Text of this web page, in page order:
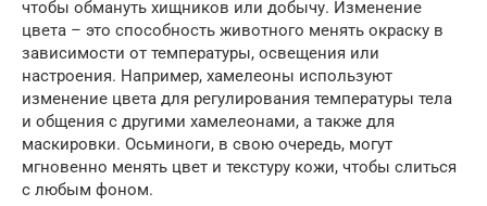
чтобы обмануть хищников или добычу. Изменение
цвета – это способность животного менять окраску в
зависимости от температуры, освещения или
настроения. Например, хамелеоны используют
изменение цвета для регулирования температуры тела
и общения с другими хамелеонами, а также для
маскировки. Осьминоги, в свою очередь, могут
мгновенно менять цвет и текстуру кожи, чтобы слиться
с любым фоном.